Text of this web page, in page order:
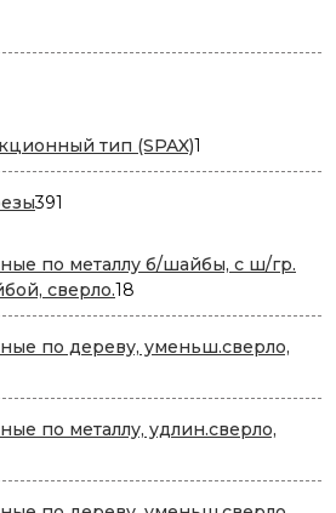
тип (SPAX)1
товар
391
по металлу б/шайбы, с ш/гр.
сверло.18
товаров
по дереву, уменьш.сверло,
по металлу, удлин.сверло,